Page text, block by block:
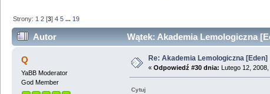
Strony: 1 2 [3]4 5 ... 19
Autor Wątek: Akademia Lemologiczna
Q
YaBB Moderator
God Member
Re: Akademia Lemologiczna [Eden]
« Odpowiedź #30 dnia: Lutego 12,
Cytuj